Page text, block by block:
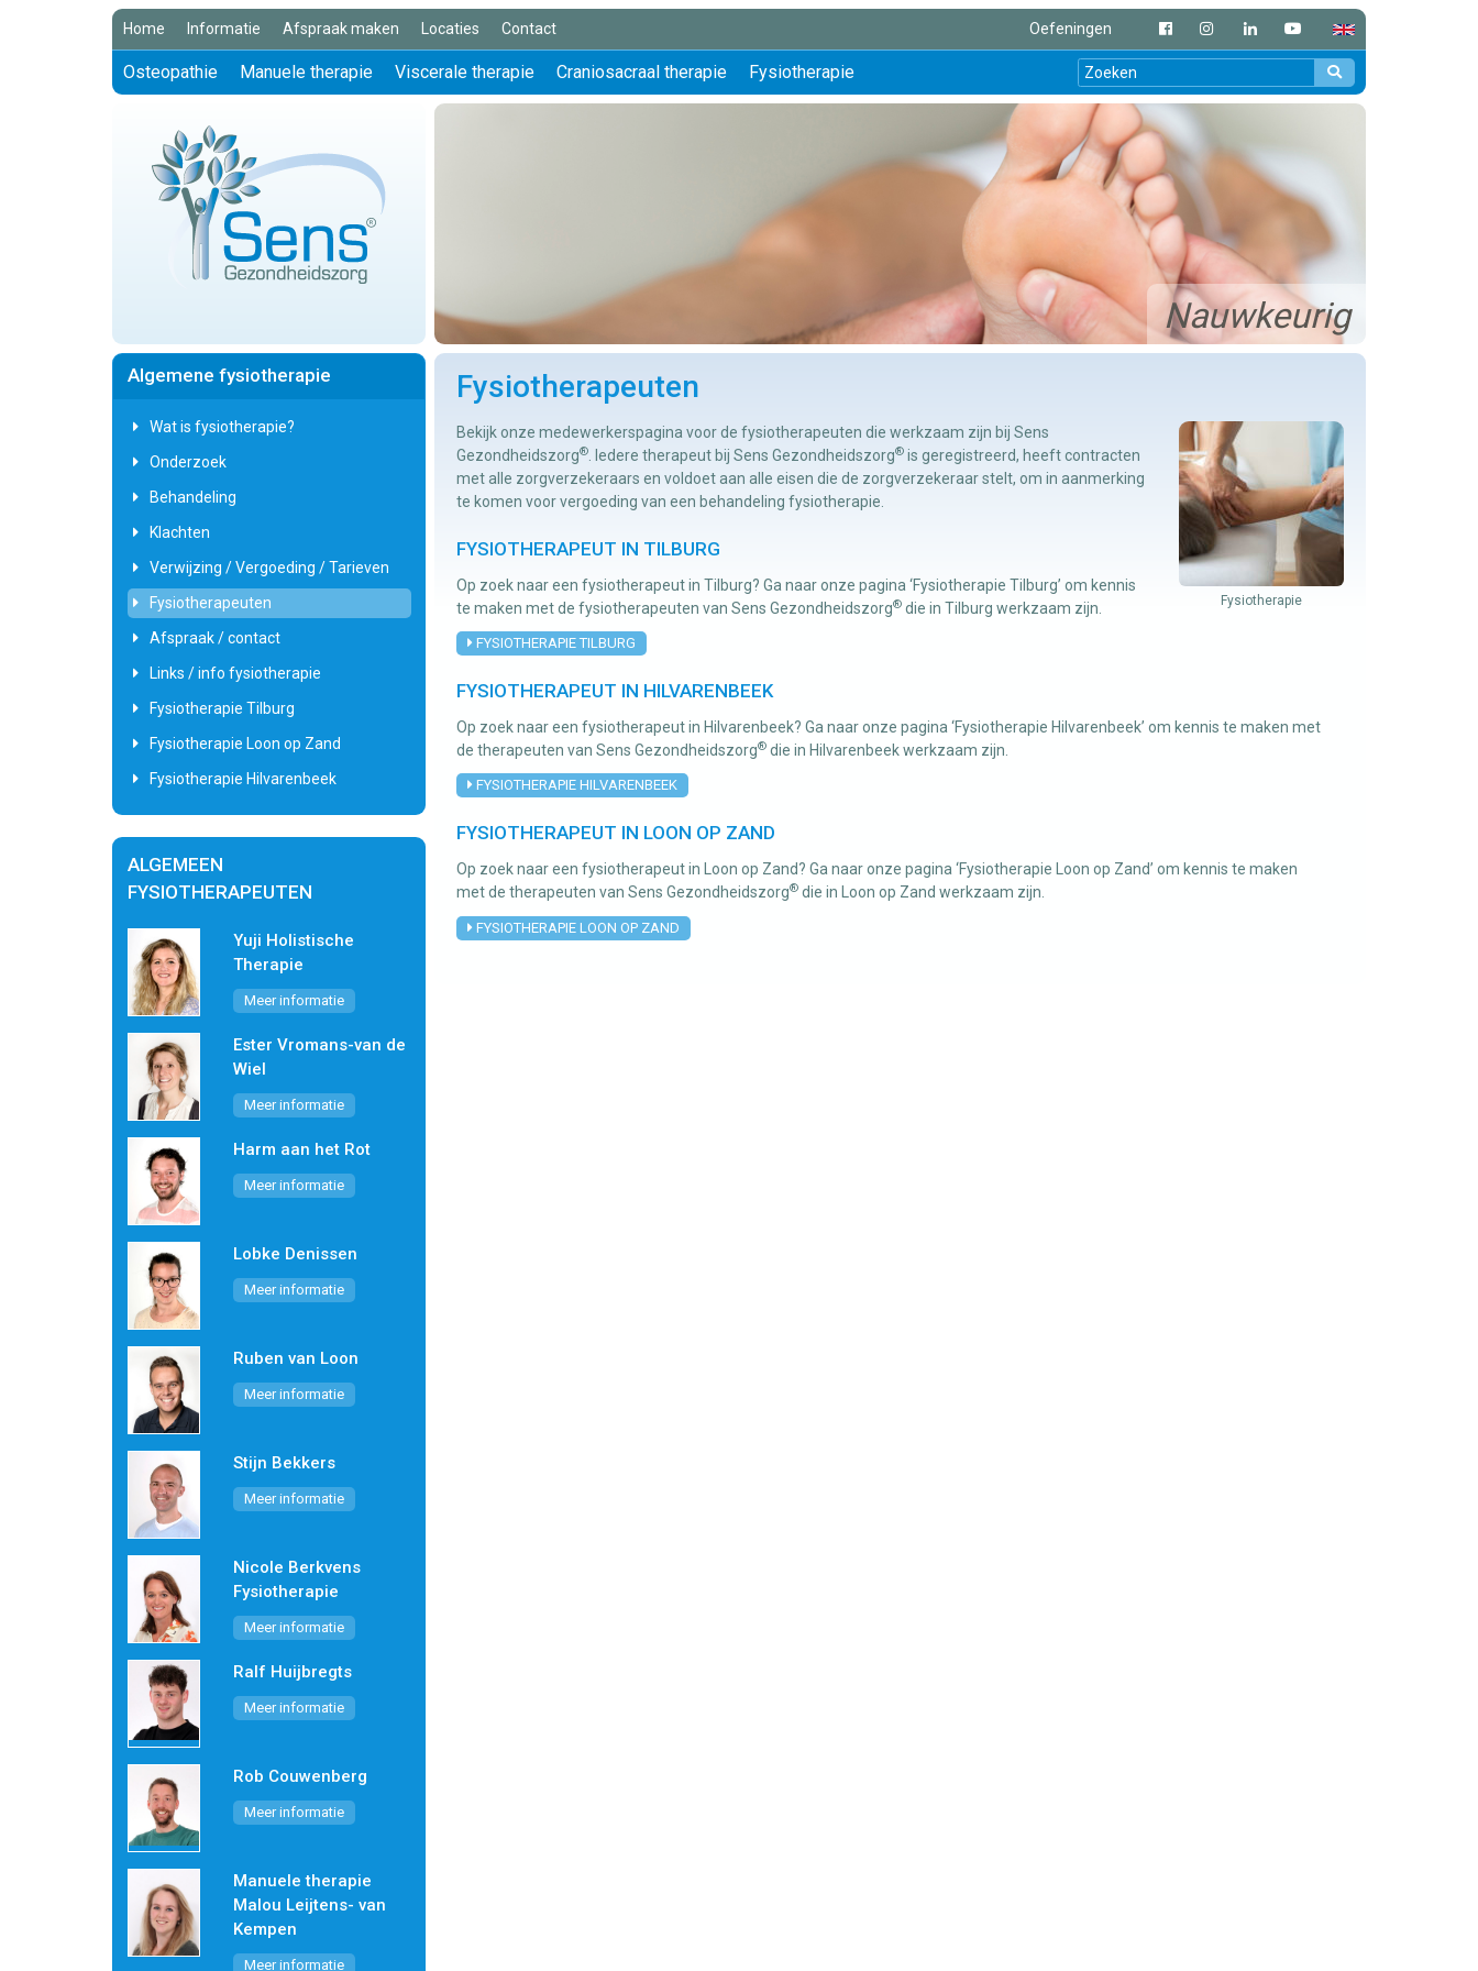
Home Informatie Afspraak maken Locaties Contact Oefeningen
Osteopathie Manuele therapie Viscerale therapie Craniosacraal therapie Fysiotherapie
Nauwkeurig
Fysiotherapeuten
Fysiotherapie
Bekijk onze medewerkerspagina voor de fysiotherapeuten die werkzaam zijn bij Sens
Gezondheidszorg® . Iedere therapeut bij Sens Gezondheidszorg® is geregistreerd, heeft contracten
met alle zorgverzekeraars en voldoet aan alle eisen die de zorgverzekeraar stelt, om in aanmerking
te komen voor vergoeding van een behandeling fysiotherapie.
FYSIOTHERAPEUT IN TILBURG
Op zoek naar een fysiotherapeut in Tilburg? Ga naar onze pagina ‘Fysiotherapie Tilburg’ om kennis
te maken met de fysiotherapeuten van Sens Gezondheidszorg® die in Tilburg werkzaam zijn.
FYSIOTHERAPIE TILBURG
FYSIOTHERAPEUT IN HILVARENBEEK
Op zoek naar een fysiotherapeut in Hilvarenbeek? Ga naar onze pagina ‘Fysiotherapie Hilvarenbeek’ om kennis te maken met
de therapeuten van Sens Gezondheidszorg® die in Hilvarenbeek werkzaam zijn.
FYSIOTHERAPIE HILVARENBEEK
FYSIOTHERAPEUT IN LOON OP ZAND
Op zoek naar een fysiotherapeut in Loon op Zand? Ga naar onze pagina ‘Fysiotherapie Loon op Zand’ om kennis te maken
met de therapeuten van Sens Gezondheidszorg® die in Loon op Zand werkzaam zijn.
FYSIOTHERAPIE LOON OP ZAND
ALGEMEEN
FYSIOTHERAPEUTEN
Yuji Holistische
Therapie
Meer informatie
Ester Vromans-van de
Wiel
Meer informatie
Harm aan het Rot
Meer informatie
Lobke Denissen
Meer informatie
Ruben van Loon
Meer informatie
Stijn Bekkers
Meer informatie
Nicole Berkvens
Fysiotherapie
Meer informatie
Ralf Huijbregts
Meer informatie
Rob Couwenberg
Meer informatie
Manuele therapie
Malou Leijtens- van
Kempen
Meer informatie
Algemene fysiotherapie
Wat is fysiotherapie?
Onderzoek
Behandeling
Klachten
Verwijzing / Vergoeding / Tarieven
Fysiotherapeuten
Afspraak / contact
Links / info fysiotherapie
Fysiotherapie Tilburg
Fysiotherapie Loon op Zand
Fysiotherapie Hilvarenbeek